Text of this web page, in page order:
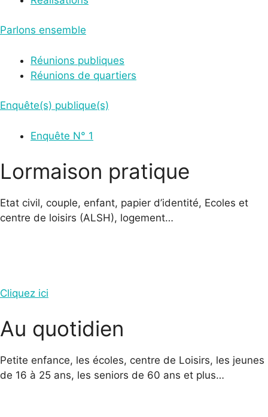
Parlons ensemble
Réunions publiques
Réunions de quartiers
Enquête(s) publique(s)
Enquête N° 1
Lormaison pratique
Etat civil, couple, enfant, papier d’identité, Ecoles et
centre de loisirs (ALSH), logement…
Cliquez ici
Au quotidien
Petite enfance, les écoles, centre de Loisirs, les jeunes
de 16 à 25 ans, les seniors de 60 ans et plus…